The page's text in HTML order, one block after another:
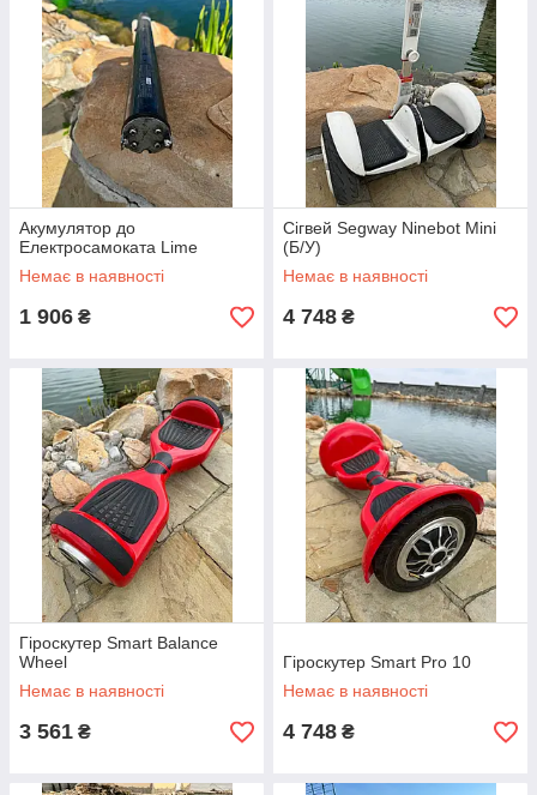
Акумулятор до
Електросамоката Lime
Немає в наявності
1 906 ₴
Сігвей Segway Ninebot Mini
(Б/У)
Немає в наявності
4 748 ₴
Гіроскутер Smart Balance
Wheel
Немає в наявності
3 561 ₴
Гіроскутер Smart Pro 10
Немає в наявності
4 748 ₴